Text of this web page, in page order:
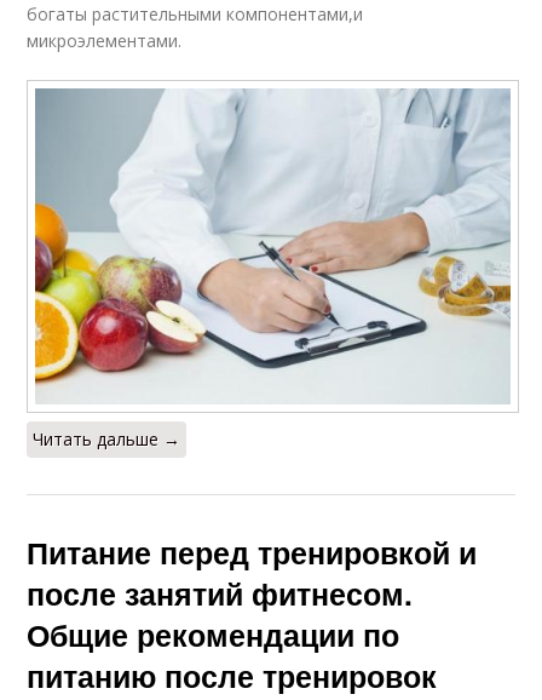
богаты растительными компонентами,и
микроэлементами.
Читать дальше →
Питание перед тренировкой и
после занятий фитнесом.
Общие рекомендации по
питанию после тренировок